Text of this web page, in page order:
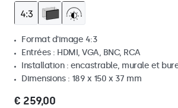
Format d'image 4:3
Entrées : HDMI, VGA, BNC, RCA
Installation : encastrable, murale et
Dimensions : 189 x 150 x 37 mm
€ 259,00